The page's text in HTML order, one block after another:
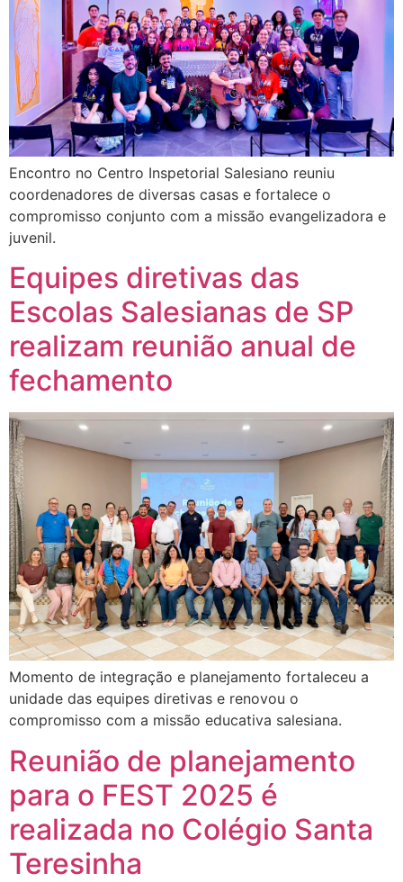
Encontro no Centro Inspetorial Salesiano reuniu
coordenadores de diversas casas e fortalece o
compromisso conjunto com a missão evangelizadora e
juvenil.
Equipes diretivas das
Escolas Salesianas de SP
realizam reunião anual de
fechamento
Momento de integração e planejamento fortaleceu a
unidade das equipes diretivas e renovou o
compromisso com a missão educativa salesiana.
Reunião de planejamento
para o FEST 2025 é
realizada no Colégio Santa
Teresinha